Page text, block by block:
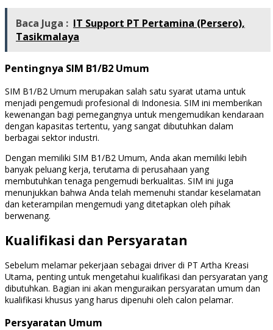
Baca Juga : IT Support PT Pertamina (Persero),
Tasikmalaya
Pentingnya SIM B1/B2 Umum
SIM B1/B2 Umum merupakan salah satu syarat utama untuk
menjadi pengemudi profesional di Indonesia. SIM ini memberikan
kewenangan bagi pemegangnya untuk mengemudikan kendaraan
dengan kapasitas tertentu, yang sangat dibutuhkan dalam
berbagai sektor industri.
Dengan memiliki SIM B1/B2 Umum, Anda akan memiliki lebih
banyak peluang kerja, terutama di perusahaan yang
membutuhkan tenaga pengemudi berkualitas. SIM ini juga
menunjukkan bahwa Anda telah memenuhi standar keselamatan
dan keterampilan mengemudi yang ditetapkan oleh pihak
berwenang.
Kualifikasi dan Persyaratan
Sebelum melamar pekerjaan sebagai driver di PT Artha Kreasi
Utama, penting untuk mengetahui kualifikasi dan persyaratan yang
dibutuhkan. Bagian ini akan menguraikan persyaratan umum dan
kualifikasi khusus yang harus dipenuhi oleh calon pelamar.
Persyaratan Umum